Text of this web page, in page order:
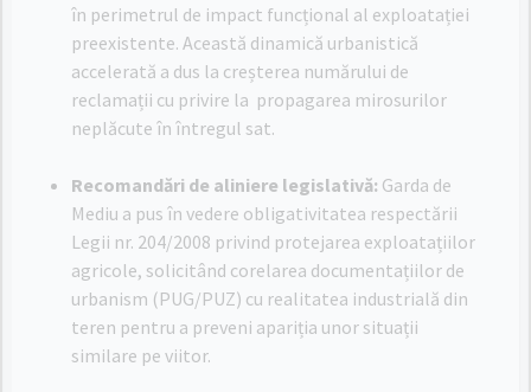
în perimetrul de impact funcțional al exploatației
preexistente. Această dinamică urbanistică
accelerată a dus la creșterea numărului de
reclamații cu privire la propagarea mirosurilor
neplăcute în întregul sat.
Recomandări de aliniere legislativă: Garda de
Mediu a pus în vedere obligativitatea respectării
Legii nr. 204/2008 privind protejarea exploatațiilor
agricole, solicitând corelarea documentațiilor de
urbanism (PUG/PUZ) cu realitatea industrială din
teren pentru a preveni apariția unor situații
similare pe viitor.